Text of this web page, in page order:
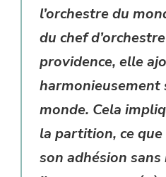
l’orchestre du
du chef
providence, elle
harmonieusement
monde. Cela
la partition, ce
son adhésion